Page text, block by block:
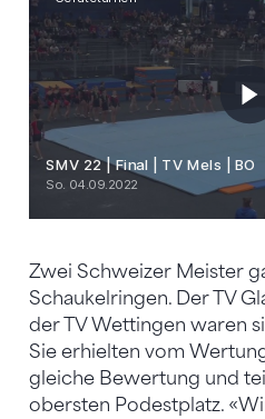
Zwei Schweizer Meister
Schaukelringen. Der TV
der TV Wettingen waren
Sie erhielten vom
gleiche Bewertung und
obersten Podestplatz.